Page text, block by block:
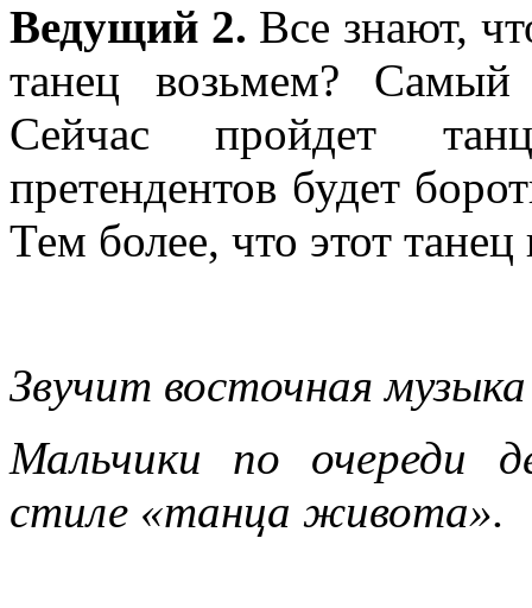
Ведущий 2. Все знают,
танец возьмем?
Сейчас пройдет
претендентов будет
Тем более, что этот
Звучит восточная музыка
Мальчики по очереди
стиле «танца живота».